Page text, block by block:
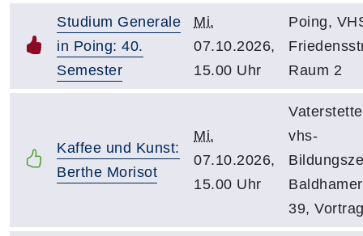
Studium Generale
in Poing: 40.
Semester
Mi.
07.10.2026,
15.00 Uhr
Poing,
Raum 2
Kaffee und Kunst:
Berthe Morisot
Mi.
07.10.2026,
15.00 Uhr
vhs-
39,